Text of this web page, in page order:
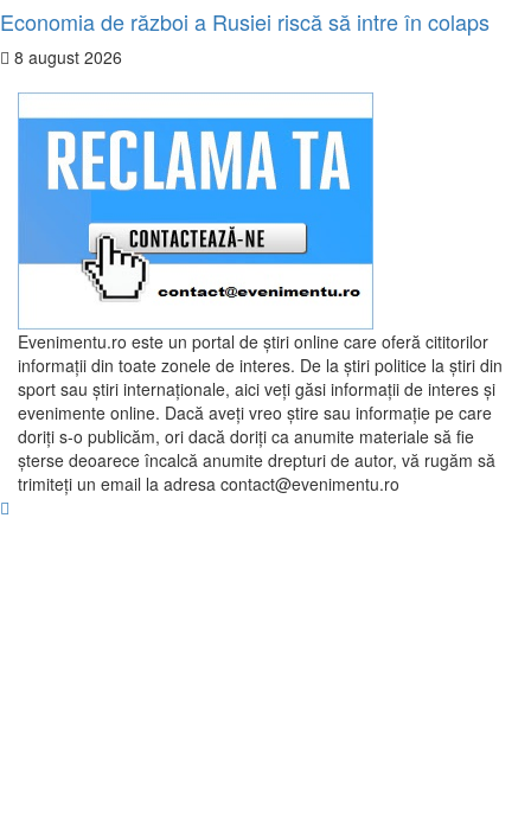
Economia de război a Rusiei riscă să intre în colaps
8 august 2026
Evenimentu.ro este un portal de ştiri online care oferă cititorilor
informaţii din toate zonele de interes. De la ştiri politice la ştiri din
sport sau ştiri internaţionale, aici veţi găsi informaţii de interes şi
evenimente online. Dacă aveţi vreo ştire sau informaţie pe care
doriţi s-o publicăm, ori dacă doriţi ca anumite materiale să fie
şterse deoarece încalcă anumite drepturi de autor, vă rugăm să
trimiteţi un email la adresa contact@evenimentu.ro